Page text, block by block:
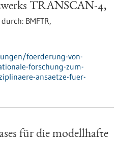
TRANSCAN-4,
BMFTR,
foerderung-von-
forschung-zum-
ansaetze-fuer-
für die modellhafte